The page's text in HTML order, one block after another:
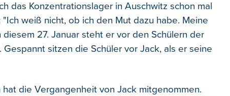
das Konzentrationslager in Auschwitz schon mal
weiß nicht, ob ich den Mut dazu habe. Meine
27. Januar steht er vor den Schülern der
sitzen die Schüler vor Jack, als er seine
hat die Vergangenheit von Jack mitgenommen.